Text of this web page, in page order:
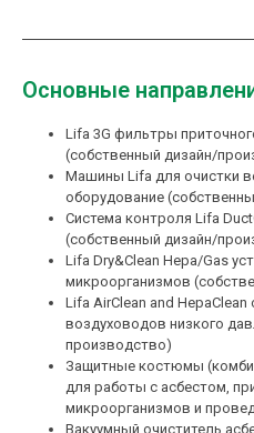
Основные
Lifa 3G фильтры
(собственный дизайн/
Машины Lifa для очистки
оборудование
Система контроля Lifa
(собственный дизайн/
Lifa Dry&Clean Hepa/Gas
микроорганизмов
Lifa AirClean and
воздуховодов низкого
производство)
Защитные костюмы
для работы с асбестом,
микроорганизмов и
Вакуумный очиститель